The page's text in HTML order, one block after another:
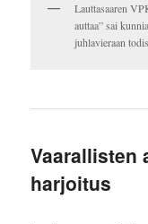
Lauttasaaren
auttaa” sai
juhlavieraan
Vaarallisten
harjoitus